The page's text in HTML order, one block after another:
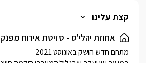
קצת עלינו
אחוזת יהלי'ס - סוויטת אירוח